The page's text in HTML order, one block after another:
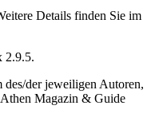
Details finden Sie im
2.9.5.
der jeweiligen Autoren,
Magazin & Guide